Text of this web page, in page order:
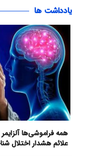
یادداشت ها
همه فراموشی‌ها
علائم هشدار اختلال